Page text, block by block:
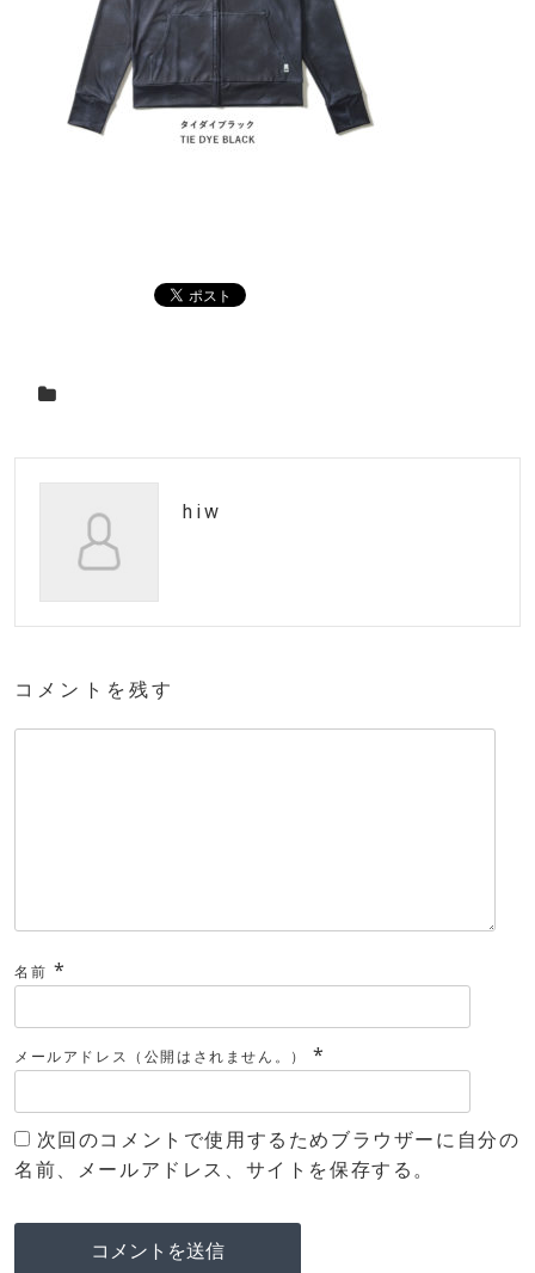
hiw
コメントを残す
名前 *
メールアドレス（公開はされません。） *
次回のコメントで使用するためブラウザーに自分の
名前、メールアドレス、サイトを保存する。